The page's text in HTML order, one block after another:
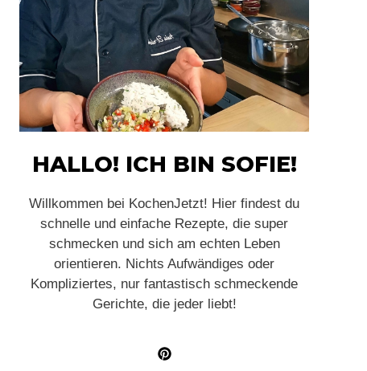
HALLO! ICH BIN SOFIE!
Willkommen bei KochenJetzt! Hier findest du
schnelle und einfache Rezepte, die super
schmecken und sich am echten Leben
orientieren. Nichts Aufwändiges oder
Kompliziertes, nur fantastisch schmeckende
Gerichte, die jeder liebt!